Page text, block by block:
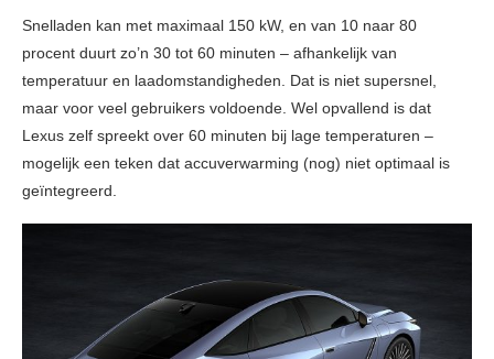
Snelladen kan met maximaal 150 kW, en van 10 naar 80
procent duurt zo’n 30 tot 60 minuten – afhankelijk van
temperatuur en laadomstandigheden. Dat is niet supersnel,
maar voor veel gebruikers voldoende. Wel opvallend is dat
Lexus zelf spreekt over 60 minuten bij lage temperaturen –
mogelijk een teken dat accuverwarming (nog) niet optimaal is
geïntegreerd.